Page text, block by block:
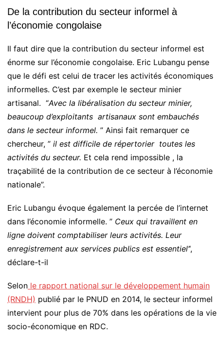
De la contribution du secteur informel à
l’économie congolaise
Il faut dire que la contribution du secteur informel est
énorme sur l’économie congolaise. Eric Lubangu pense
que le défi est celui de tracer les activités économiques
informelles. C’est par exemple le secteur minier
artisanal. “Avec la libéralisation du secteur minier,
beaucoup d’exploitants artisanaux sont embauchés
dans le secteur informel. ” Ainsi fait remarquer ce
chercheur, ” il est difficile de répertorier toutes les
activités du secteur. Et cela rend impossible , la
traçabilité de la contribution de ce secteur à l’économie
nationale”.
Eric Lubangu évoque également la percée de l’internet
dans l’économie informelle. ” Ceux qui travaillent en
ligne doivent comptabiliser leurs activités. Leur
enregistrement aux services publics est essentiel’‘,
déclare-t-il
Selon le rapport national sur le développement humain
(RNDH) publié par le PNUD en 2014, le secteur informel
intervient pour plus de 70% dans les opérations de la vie
socio-économique en RDC.